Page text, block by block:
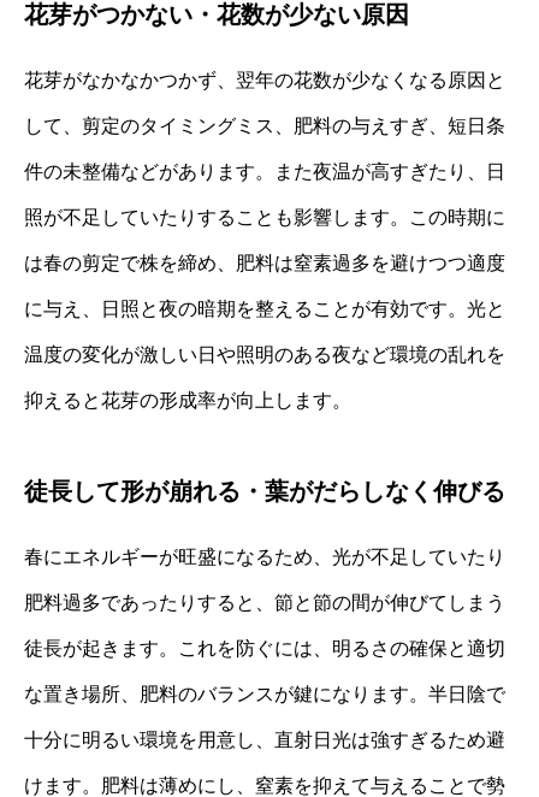
花芽がつかない・花数が少ない原因
花芽がなかなかつかず、翌年の花数が少なくなる原因と
して、剪定のタイミングミス、肥料の与えすぎ、短日条
件の未整備などがあります。また夜温が高すぎたり、日
照が不足していたりすることも影響します。この時期に
は春の剪定で株を締め、肥料は窒素過多を避けつつ適度
に与え、日照と夜の暗期を整えることが有効です。光と
温度の変化が激しい日や照明のある夜など環境の乱れを
抑えると花芽の形成率が向上します。
徒長して形が崩れる・葉がだらしなく伸びる
春にエネルギーが旺盛になるため、光が不足していたり
肥料過多であったりすると、節と節の間が伸びてしまう
徒長が起きます。これを防ぐには、明るさの確保と適切
な置き場所、肥料のバランスが鍵になります。半日陰で
十分に明るい環境を用意し、直射日光は強すぎるため避
けます。肥料は薄めにし、窒素を抑えて与えることで勢